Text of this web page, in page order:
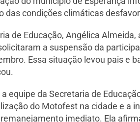
das condições climáticas
de Educação, Angélica
a suspensão da
Essa situação levou pais e
equipe da Secretaria de
do Motofest na cidade e a
imediato. Ela